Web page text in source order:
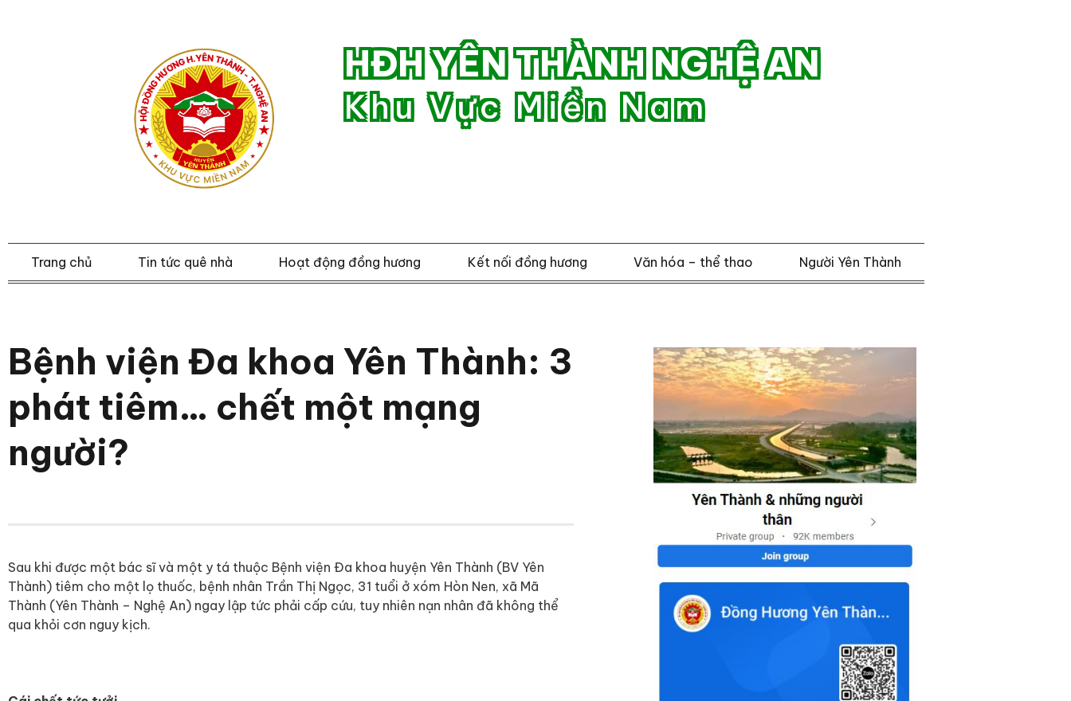
HĐH YÊN THÀNH NGHỆ AN
Khu Vực Miền Nam
Trang chủ Tin tức quê nhà Hoạt động đồng hương Kết nối đồng hương Văn hóa – thể thao Người Yên Thành
Bệnh viện Đa khoa Yên Thành: 3
phát tiêm… chết một mạng
người?
Sau khi được một bác sĩ và một y tá thuộc Bệnh viện Đa khoa huyện Yên Thành (BV Yên
Thành) tiêm cho một lọ thuốc, bệnh nhân Trần Thị Ngọc, 31 tuổi ở xóm Hòn Nen, xã Mã
Thành (Yên Thành – Nghệ An) ngay lập tức phải cấp cứu, tuy nhiên nạn nhân đã không thể
qua khỏi cơn nguy kịch.